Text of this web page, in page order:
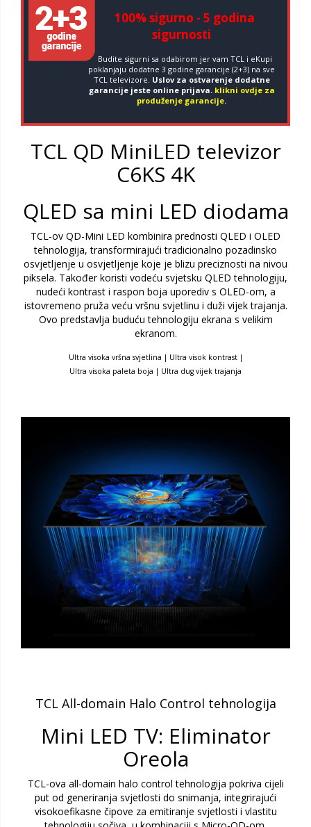
100% sigurno - 5 godina
sigurnosti
Budite sigurni sa odabirom jer vam TCL i eKupi
poklanjaju dodatne 3 godine garancije (2+3) na sve
TCL televizore. Uslov za ostvarenje dodatne
garancije jeste online prijava. klikni ovdje za
produženje garancije.
TCL QD MiniLED televizor
C6KS 4K
QLED sa mini LED diodama
TCL-ov QD-Mini LED kombinira prednosti QLED i OLED
tehnologija, transformirajući tradicionalno pozadinsko
osvjetljenje u osvjetljenje koje je blizu preciznosti na nivou
piksela. Također koristi vodeću svjetsku QLED tehnologiju,
nudeći kontrast i raspon boja uporediv s OLED-om, a
istovremeno pruža veću vršnu svjetlinu i duži vijek trajanja.
Ovo predstavlja buduću tehnologiju ekrana s velikim
ekranom.
Ultra visoka vršna svjetlina | Ultra visok kontrast |
Ultra visoka paleta boja | Ultra dug vijek trajanja
TCL All-domain Halo Control tehnologija
Mini LED TV: Eliminator
Oreola
TCL-ova all-domain halo control tehnologija pokriva cijeli
put od generiranja svjetlosti do snimanja, integrirajući
visokoefikasne čipove za emitiranje svjetlosti i vlastitu